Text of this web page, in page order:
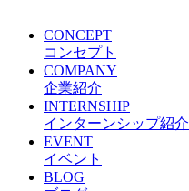
CONCEPT
コンセプト
COMPANY
企業紹介
INTERNSHIP
インターンシップ紹介
EVENT
イベント
BLOG